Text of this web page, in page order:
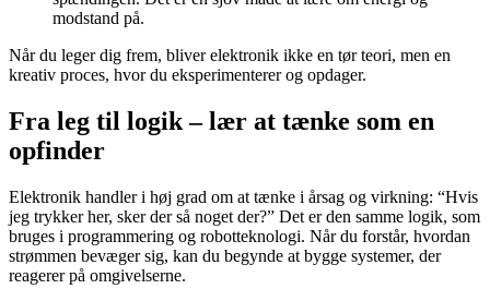
modstand på.
Når du leger dig frem, bliver elektronik ikke en tør teori, men en
kreativ proces, hvor du eksperimenterer og opdager.
Fra leg til logik – lær at tænke som en
opfinder
Elektronik handler i høj grad om at tænke i årsag og virkning: “Hvis
jeg trykker her, sker der så noget der?” Det er den samme logik, som
bruges i programmering og robotteknologi. Når du forstår, hvordan
strømmen bevæger sig, kan du begynde at bygge systemer, der
reagerer på omgivelserne.